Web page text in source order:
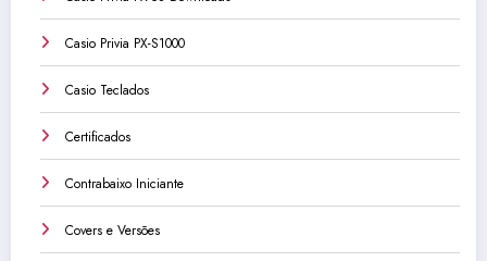
Casio Privia PX-S1000
Casio Teclados
Certificados
Contrabaixo Iniciante
Covers e Versões